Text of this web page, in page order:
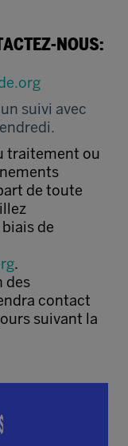
NOUS:
suivi avec
traitement ou
de toute
de
.
des
contact
suivant la